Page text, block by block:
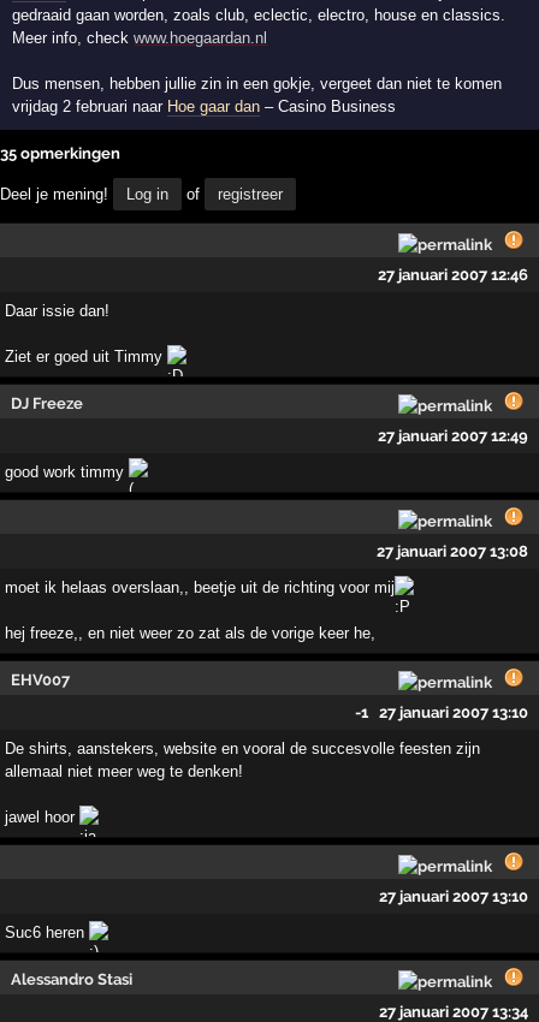
gedraaid gaan worden, zoals club, eclectic, electro, house en classics.
Meer info, checkwww.hoegaardan.nl
Dus mensen, hebben jullie zin in een gokje, vergeet dan niet te komen
vrijdag 2 februari naar Hoe gaar dan – Casino Business
35 opmerkingen
Deel je mening! Log in of registreer
27 januari 2007 12:46
Daar issie dan!
Ziet er goed uit Timmy
DJ Freeze
27 januari 2007 12:49
good work timmy
27 januari 2007 13:08
moet ik helaas overslaan,, beetje uit de richting voor mij
hej freeze,, en niet weer zo zat als de vorige keer he,
EHV007
-1
27 januari 2007 13:10
De shirts, aanstekers, website en vooral de succesvolle feesten zijn
allemaal niet meer weg te denken!
jawel hoor
27 januari 2007 13:10
Suc6 heren
Alessandro Stasi
27 januari 2007 13:34